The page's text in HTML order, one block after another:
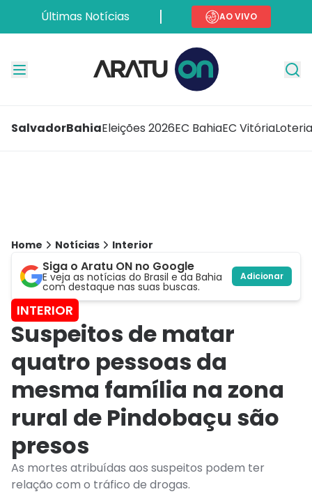
Últimas Notícias AO VIVO
SalvadorBahiaEleições 2026EC BahiaEC Vitória
Home Notícias Interior
Siga o Aratu ON no Google
E veja as notícias do Brasil e da Bahia
com destaque nas suas buscas.
Adicionar
INTERIOR
Suspeitos de matar
quatro pessoas da
mesma família na zona
rural de Pindobaçu são
presos
As mortes atribuídas aos suspeitos podem ter
relação com o tráfico de drogas.